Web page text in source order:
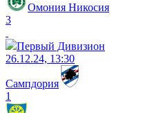
Омония Никосия
3
Первый Дивизион
26.12.24, 13:30
Сампдория
1